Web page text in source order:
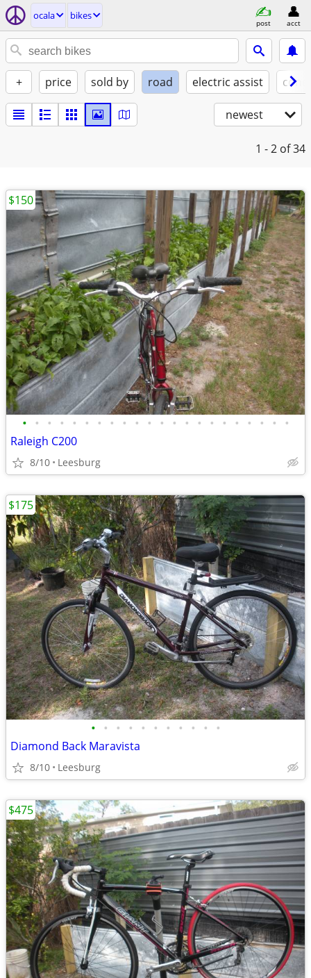
ocala bikes
post acct
+ price sold by road electric assist
newest
1 - 2 of 34
• • • • • • • • • • • • • • • • • • • • • •
Raleigh C200
8/10 Leesburg
$150
• • • • • • • • • • •
Diamond Back Maravista
8/10 Leesburg
$175
$475